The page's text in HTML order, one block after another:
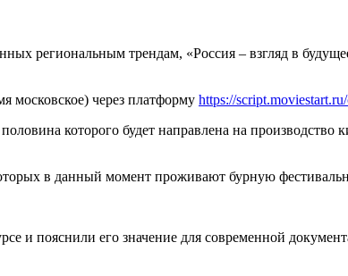
региональным трендам, «Россия – взгляд в
московское) через платформу https://
которого будет направлена на производство
в данный момент проживают бурную
и пояснили его значение для современной